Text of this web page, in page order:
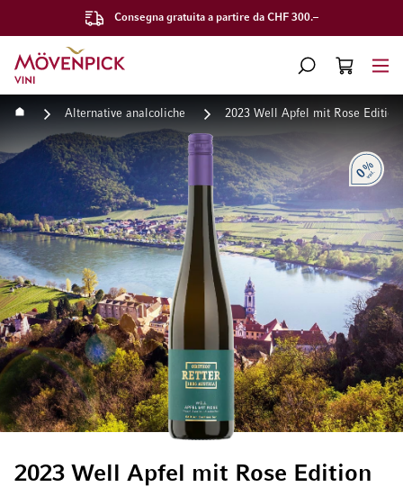
Consegna gratuita a partire da CHF 300.–
Vai alla Home Page
CERCA
CART
Home Alternative analcoliche 2023 Well Apfel mit Rose
2023 Well Apfel mit Rose Edition
Vai alla fine della galleria di immagini